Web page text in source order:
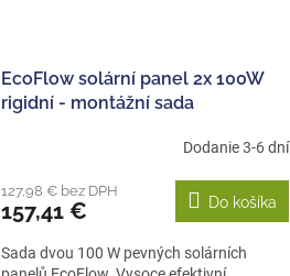
EcoFlow solární panel 2x 100W
rigidní - montážní sada
Dodanie 3-6 dní
127,98 € bez DPH
157,41 € Do košíka
Sada dvou 100 W pevných solárních